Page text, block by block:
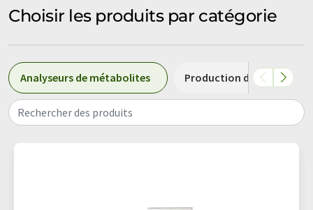
Choisir les produits par catégorie
Analyseurs de métabolites Production d'anticorps
Rechercher des produits